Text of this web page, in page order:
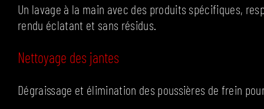
Un lavage à la main avec des produits spécifiques,
rendu éclatant et sans résidus.
Nettoyage des jantes
Dégraissage et élimination des poussières de frein